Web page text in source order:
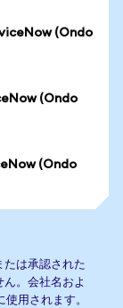
(Ondo
(Ondo
(Ondo
は承認された
。会社名およ
用されます。